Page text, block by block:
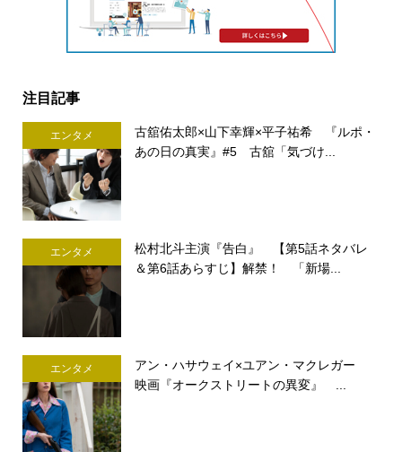
注目記事
エンタメ
古舘佑太郎×山下幸輝×平子祐希 『ルポ・
あの日の真実』#5 古舘「気づけ...
エンタメ
松村北斗主演『告白』 【第5話ネタバレ
＆第6話あらすじ】解禁！ 「新場...
エンタメ
アン・ハサウェイ×ユアン・マクレガー
映画『オークストリートの異変』 ...